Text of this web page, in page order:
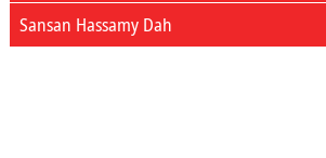
Sansan Hassamy Dah